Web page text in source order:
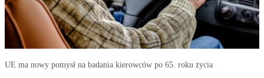
UE ma nowy pomysł na badania kierowców po 65. roku życia